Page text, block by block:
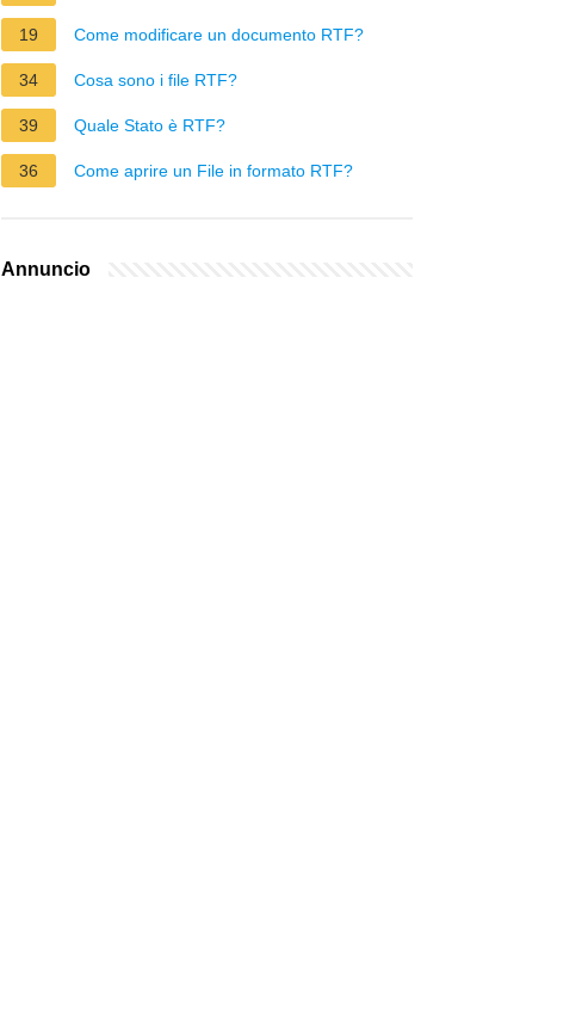
19 Come modificare un documento RTF?
34 Cosa sono i file RTF?
39 Quale Stato è RTF?
36 Come aprire un File in formato RTF?
Annuncio